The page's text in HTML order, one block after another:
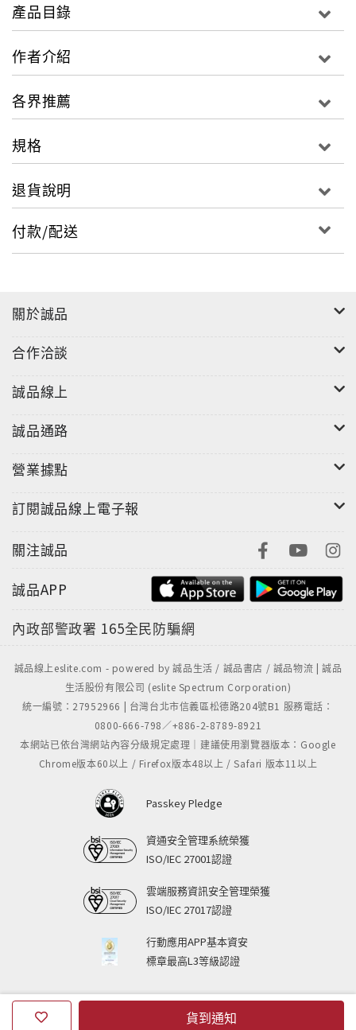
貨到通知
以清晰易懂又生動的散文風格
對政治、經濟、社會、文化與藝術、外交事務
以及日本社會其它層面的重大趨勢
進行全面性的完整分析
本書全面敘述了從德川家康就任征夷大將軍直到當今時
代的400餘年日本歷史，將政治、經濟、社會、文化等
「這份全覽式的研究是個了不起的成果，實際上敘述了
範疇的所有作品。」《出版者週刊》則稱讚道：「這本
書不單是描述日本在二十世紀成為先進國家的方法，其
的歷史意識與理性精神。在對待歷史的態度上，不是將
歷史作為可以任意揉捏的泥巴，而是將其作為史實、文
化、道德以及人性的存在過程與載體，從而使作品具有
厚重的歷史感。本書以時間架構縱向的軸線，配以空間
者面前。在這時空交織的歷史場景中，我們可以感受到
的文獻資料，從日本歷史上各個重要關頭錯綜複雜的國
縱橫捭闔到體現著歷史意志的各色人等的政策權謀，甚
笑貌，都考察得有根有據，刻畫得頗為傳神。也許，
它所呈現出的作者態度之真誠，著述資料之真實是毋庸
置疑的。
詹姆斯教授所著《日本史》的又一個魅力在於，它以一
種理性啟動歷史的敘事方式復活了歷史，從而使其具有
顯形式下，蘊藏著立足於人性的內在形態與精神立場，
這也成為文本建構的內驅動力。縱覽全書，我們不難發
現，在進行宏大歷史敘事的同時，作者始終不忘從人性
的立場來表現特定歷史時空下人們的生存狀態，從而使
近數十年來，歷史著述的一個新特點是寫作者越來越重
視歷史中的社會和文化方面，並力圖更多地再現普通人
的生活。《日本史》對這些問題也給予了特別優先的關
有關社會文化的動向以及普通人日常生活的內容——工
人、農民、工匠、家庭、士兵、婦女的日常生活得到了
產品目錄
作者介紹
各界推薦
規格
退貨說明
付款/配送
關於誠品
合作洽談
誠品線上
誠品通路
營業據點
訂閱誠品線上電子報
關注誠品
誠品APP
內政部警政署 165全民防騙網
誠品線上eslite.com - powered by 誠品生活 / 誠品書店 / 誠品物流 | 誠品
生活股份有限公司 (eslite Spectrum Corporation)
統一編號：27952966 | 台灣台北市信義區松德路204號B1 服務電話：
0800-666-798／+886-2-8789-8921
本網站已依台灣網站內容分級規定處理｜建議使用瀏覽器版本：Google
Chrome版本60以上 / Firefox版本48以上 / Safari 版本11以上
Passkey Pledge
資通安全管理系統榮獲
ISO/IEC 27001認證
雲端服務資訊安全管理榮獲
ISO/IEC 27017認證
行動應用APP基本資安
標章最高L3等級認證